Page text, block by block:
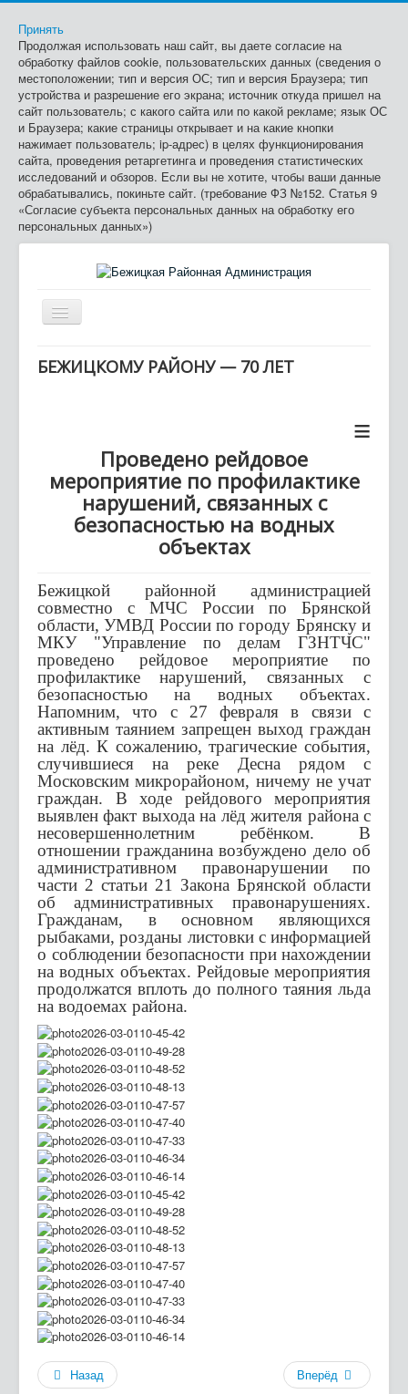
Принять
Продолжая использовать наш сайт, вы даете согласие на
обработку файлов cookie, пользовательских данных (сведения о
местоположении; тип и версия ОС; тип и версия Браузера; тип
устройства и разрешение его экрана; источник откуда пришел на
сайт пользователь; с какого сайта или по какой рекламе; язык ОС
и Браузера; какие страницы открывает и на какие кнопки
нажимает пользователь; ip-адрес) в целях функционирования
сайта, проведения ретаргетинга и проведения статистических
исследований и обзоров. Если вы не хотите, чтобы ваши данные
обрабатывались, покиньте сайт. (требование ФЗ №152. Статья 9
«Согласие субъекта персональных данных на обработку его
персональных данных»)
Включить/
выключить
БЕЖИЦКОМУ РАЙОНУ — 70 ЛЕТ
≡
Проведено рейдовое
мероприятие по профилактике
нарушений, связанных с
безопасностью на водных
объектах
Бежицкой районной администрацией
совместно с МЧС России по Брянской
области, УМВД России по городу Брянску и
МКУ "Управление по делам ГЗНТЧС"
проведено рейдовое мероприятие по
профилактике нарушений, связанных с
безопасностью на водных объектах.
Напомним, что с 27 февраля в связи с
активным таянием запрещен выход граждан
на лёд. К сожалению, трагические события,
случившиеся на реке Десна рядом с
Московским микрорайоном, ничему не учат
граждан. В ходе рейдового мероприятия
выявлен факт выхода на лёд жителя района с
несовершеннолетним ребёнком. В
отношении гражданина возбуждено дело об
административном правонарушении по
части 2 статьи 21 Закона Брянской области
об административных правонарушениях.
Гражданам, в основном являющихся
рыбаками, розданы листовки с информацией
о соблюдении безопасности при нахождении
на водных объектах. Рейдовые мероприятия
продолжатся вплоть до полного таяния льда
на водоемах района.
Назад Вперёд